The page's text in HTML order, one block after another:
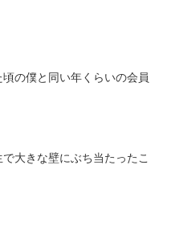
の僕と同い年くらいの会員
大きな壁にぶち当たったこ